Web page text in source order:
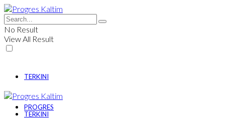
No Result
View All Result
TERKINI
PROGRES
TERKINI